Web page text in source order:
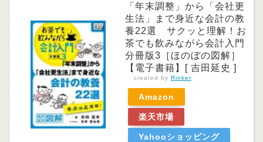
「年末調整」から「会社更
生法」まで身近な会計の教
養22選 サクッと理解！お
茶でも飲みながら会計入門
分冊版3［ほのぼの図解］
【電子書籍】[ 吉田延史 ]
created by Rinker
Amazon
楽天市場
Yahooショッピング